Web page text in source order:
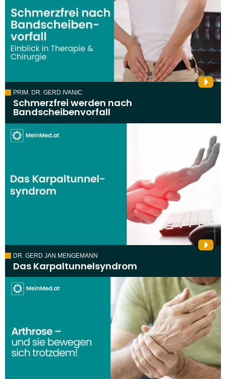
PRIM. DR. GERD IVANIC
Schmerzfrei werden nach
Bandscheibenvorfall
DR. GERD JAN MENGEMANN
Das Karpaltunnelsyndrom